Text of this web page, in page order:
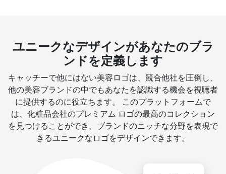
ユニークなデザインがあなたのブラ
ンドを定義します
キャッチーで他にはない美容ロゴは、競合他社を圧倒し、
他の美容ブランドの中でもあなたを認識する機会を視聴者
に提供するのに役立ちます。 このプラットフォームで
は、化粧品会社のプレミアム ロゴの最高のコレクション
を見つけることができ、ブランドのニッチな分野を表現で
きるユニークなロゴをデザインできます。